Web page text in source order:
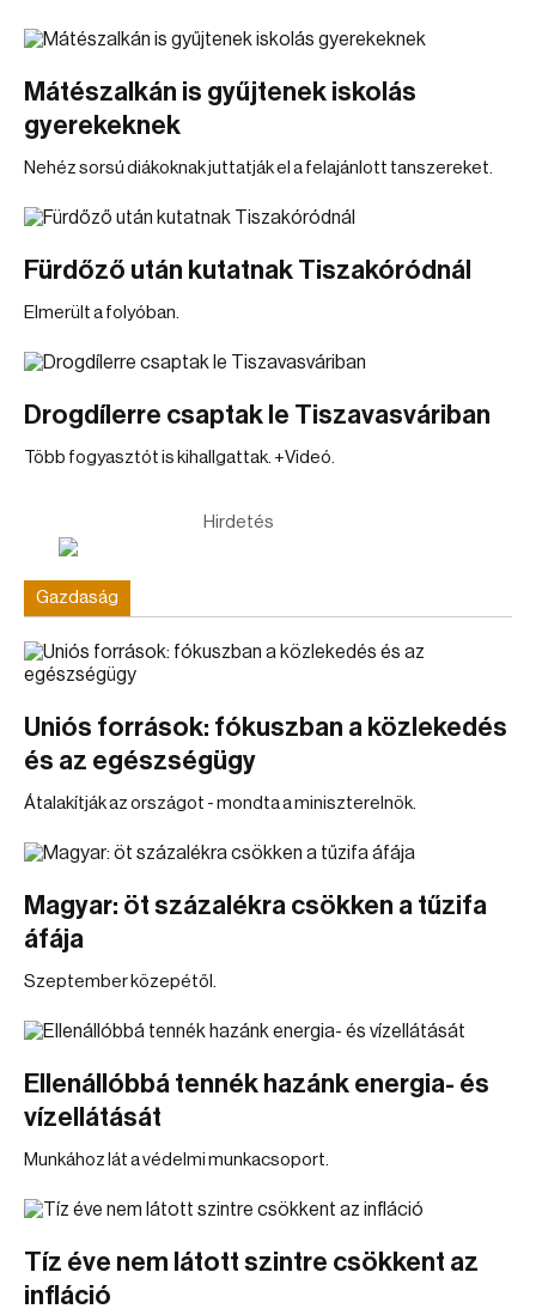
Mátészalkán is gyűjtenek iskolás
gyerekeknek
Nehéz sorsú diákoknak juttatják el a felajánlott tanszereket.
Fürdőző után kutatnak Tiszakóródnál
Elmerült a folyóban.
Drogdílerre csaptak le Tiszavasváriban
Több fogyasztót is kihallgattak. +Videó.
Hirdetés
Gazdaság
Uniós források: fókuszban a közlekedés
és az egészségügy
Átalakítják az országot - mondta a miniszterelnök.
Magyar: öt százalékra csökken a tűzifa
áfája
Szeptember közepétől.
Ellenállóbbá tennék hazánk energia- és
vízellátását
Munkához lát a védelmi munkacsoport.
Tíz éve nem látott szintre csökkent az
infláció